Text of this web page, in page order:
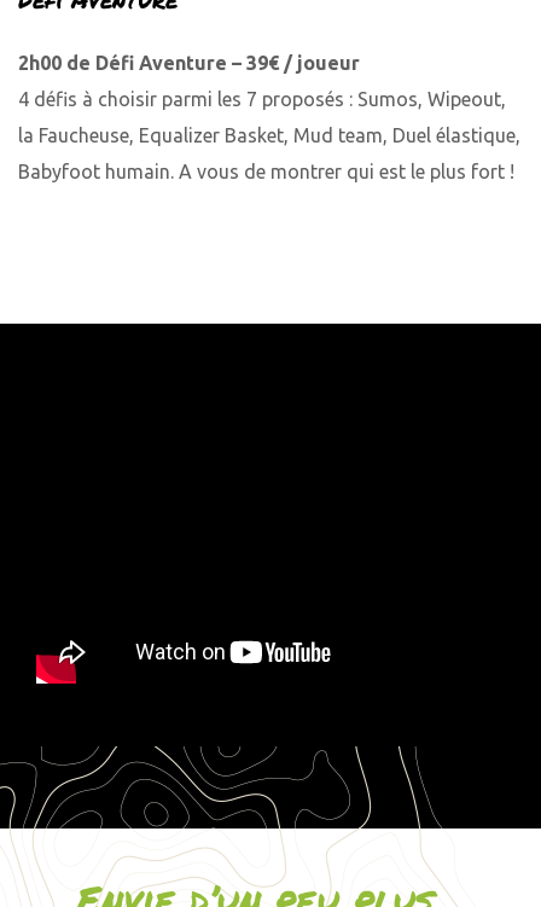
2h00 de Défi Aventure – 39€ / joueur
4 défis à choisir parmi les 7 proposés : Sumos, Wipeout,
la Faucheuse, Equalizer Basket, Mud team, Duel élastique,
Babyfoot humain. A vous de montrer qui est le plus fort !